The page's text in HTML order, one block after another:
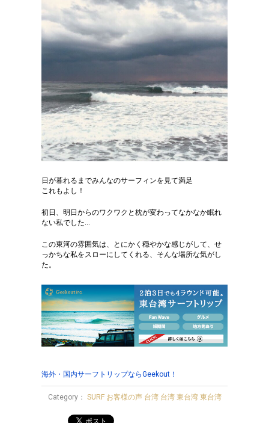
日が暮れるまでみんなのサーフィンを見て満足
これもよし！
初日、明日からのワクワクと枕が変わってなかなか眠れ
ない私でした…
この東河の雰囲気は、とにかく穏やかな感じがして、せ
っかちな私をスローにしてくれる、そんな場所な気がし
た。
海外・国内サーフトリップならGeekout！
Category： SURF お客様の声 台湾 台湾 東台湾 東台湾